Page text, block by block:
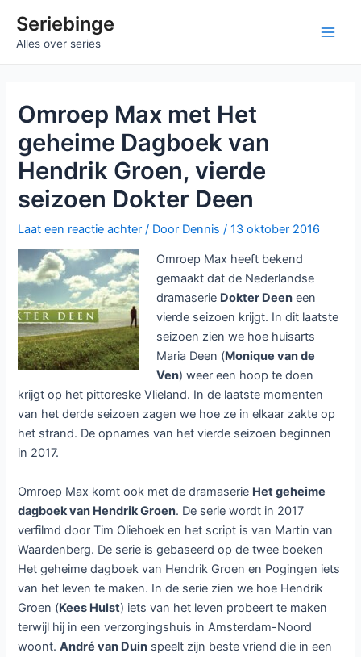
naarSeriebinge
Alles over series
Omroep Max met Het
geheime Dagboek van
Hendrik Groen, vierde
seizoen Dokter Deen
Laat een reactie achter / Door Dennis/13 oktober 2016
Omroep Max heeft bekend
gemaakt dat de Nederlandse
dramaserie Dokter Deen een
vierde seizoen krijgt. In dit laatste
seizoen zien we hoe huisarts
Maria Deen (Monique van de
Ven) weer een hoop te doen
krijgt op het pittoreske Vlieland. In de laatste momenten
van het derde seizoen zagen we hoe ze in elkaar zakte op
het strand. De opnames van het vierde seizoen beginnen
in 2017.
Omroep Max komt ook met de dramaserie Het geheime
dagboek van Hendrik Groen. De serie wordt in 2017
verfilmd door Tim Oliehoek en het script is van Martin van
Waardenberg. De serie is gebaseerd op de twee boeken
Het geheime dagboek van Hendrik Groen en Pogingen iets
van het leven te maken. In de serie zien we hoe Hendrik
Groen (Kees Hulst) iets van het leven probeert te maken
terwijl hij in een verzorgingshuis in Amsterdam-Noord
woont.André van Duin speelt zijn beste vriend die in een